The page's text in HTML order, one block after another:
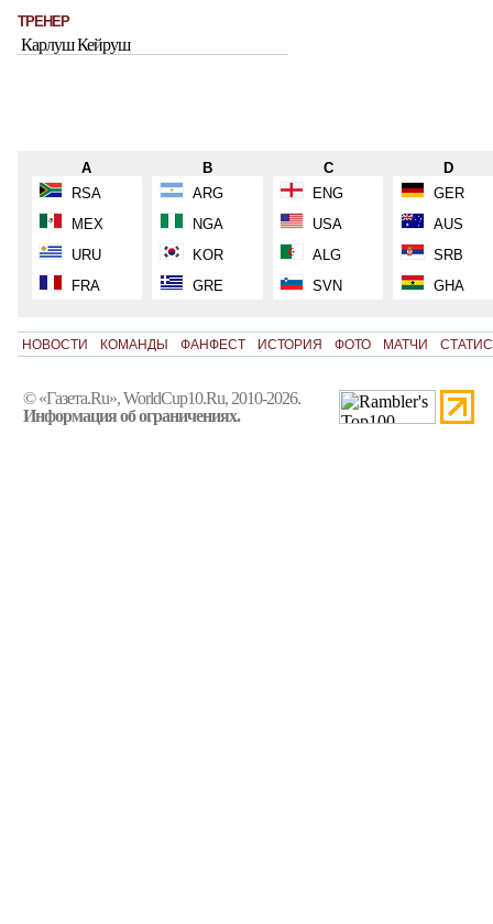
ТРЕНЕР
Карлуш Кейруш
A
RSA
MEX
URU
FRA
B
ARG
NGA
KOR
GRE
C
ENG
USA
ALG
SVN
D
GER
AUS
SRB
GHA
НОВОСТИ КОМАНДЫ ФАНФЕСТ ИСТОРИЯ ФОТО МАТЧИ
© «Газета.Ru», WorldCup10.Ru, 2010-2026.
Информация об ограничениях.